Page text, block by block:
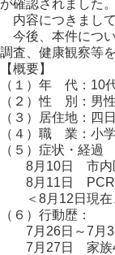
が確認されまし
内容につきまして
今後、本件につ
調査、健康観察等
【概要】
（１）年 代：10
（２）性 別：男性
（３）居住地：四
（４）職 業：小学
（５）症状・経過
8月10日 市内医
8月11日 PCR検
＜8月12日現在
（６）行動歴：
7月26日～7月31
7月27日 家族4